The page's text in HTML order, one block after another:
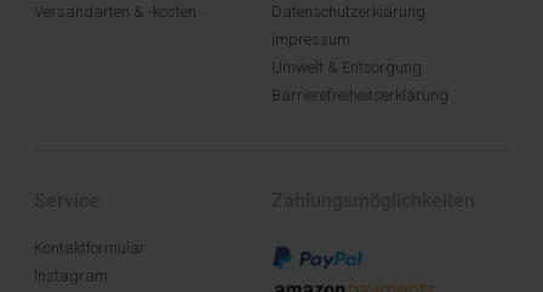
Versandarten & -kosten
Datenschutzerklärung
Impressum
Umwelt & Entsorgung
Barrierefreiheitserklärung
Kontaktformular
Instagram